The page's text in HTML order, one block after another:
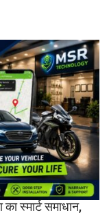
का
अनमोल
खजाना,
375
वर्ष
पुरानी
तालपत्र
पांडुलिपि
सहित
38
दुर्लभ
स्मार्ट समाधान,